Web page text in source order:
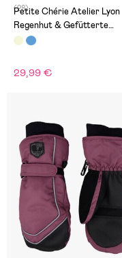
(28)
Petite Chérie Atelier Lyon
Regenhut & Gefütterte
Fäustlinge, Leo Mellow Rose
29,99 €